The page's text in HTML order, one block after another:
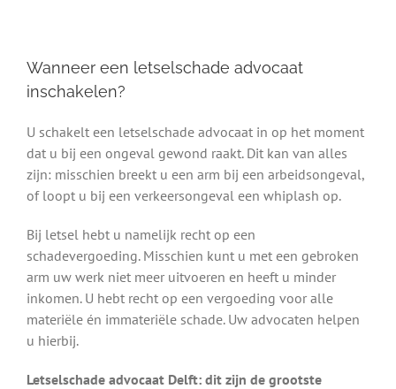
Wanneer een letselschade advocaat
inschakelen?
U schakelt een letselschade advocaat in op het moment
dat u bij een ongeval gewond raakt. Dit kan van alles
zijn: misschien breekt u een arm bij een arbeidsongeval,
of loopt u bij een verkeersongeval een whiplash op.
Bij letsel hebt u namelijk recht op een
schadevergoeding. Misschien kunt u met een gebroken
arm uw werk niet meer uitvoeren en heeft u minder
inkomen. U hebt recht op een vergoeding voor alle
materiële én immateriële schade. Uw advocaten helpen
u hierbij.
Letselschade advocaat Delft: dit zijn de grootste